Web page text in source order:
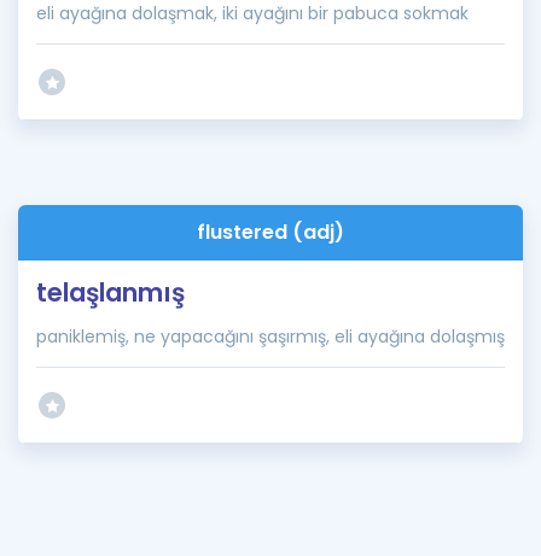
eli ayağına dolaşmak, iki ayağını bir pabuca sokmak
flustered (adj)
telaşlanmış
paniklemiş, ne yapacağını şaşırmış, eli ayağına dolaşmış